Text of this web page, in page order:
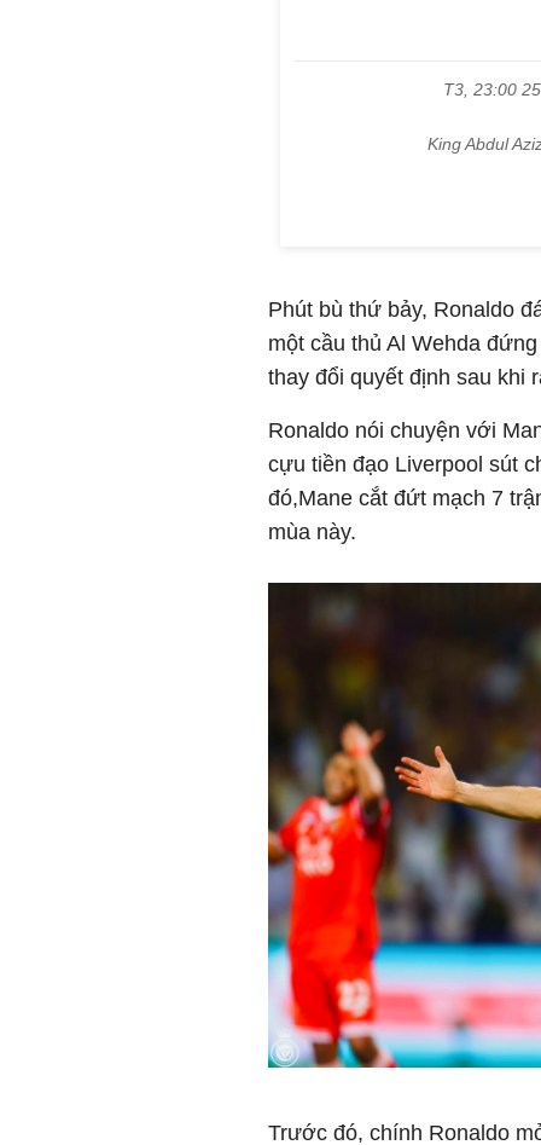
Phút bù thứ bảy, Ronaldo
một cầu thủ Al Wehda
thay đổi quyết định sau khi
Ronaldo nói chuyện với
cựu tiền đạo Liverpool sút
đó,Mane cắt đứt mạch 7
mùa này.
Trước đó, chính Ronaldo